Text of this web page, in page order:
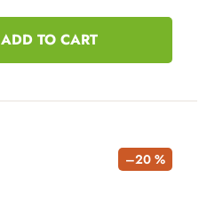
ADD TO CART
–20 %